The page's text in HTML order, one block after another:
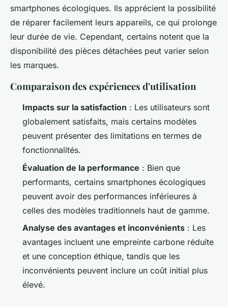
smartphones écologiques. Ils apprécient la possibilité
de réparer facilement leurs appareils, ce qui prolonge
leur durée de vie. Cependant, certains notent que la
disponibilité des pièces détachées peut varier selon
les marques.
Comparaison des expériences d'utilisation
Impacts sur la satisfaction : Les utilisateurs sont
globalement satisfaits, mais certains modèles
peuvent présenter des limitations en termes de
fonctionnalités.
Évaluation de la performance : Bien que
performants, certains smartphones écologiques
peuvent avoir des performances inférieures à
celles des modèles traditionnels haut de gamme.
Analyse des avantages et inconvénients : Les
avantages incluent une empreinte carbone réduite
et une conception éthique, tandis que les
inconvénients peuvent inclure un coût initial plus
élevé.